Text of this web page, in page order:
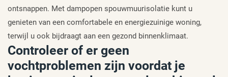
ontsnappen. Met dampopen spouwmuurisolatie kunt u
genieten van een comfortabele en energiezuinige woning,
terwijl u ook bijdraagt aan een gezond binnenklimaat.
Controleer of er geen
vochtproblemen zijn voordat je